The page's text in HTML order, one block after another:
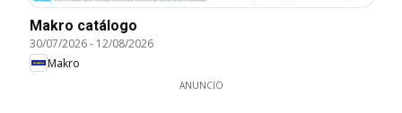
Makro catálogo
30/07/2026- 12/08/2026
Makro
ANUNCIO